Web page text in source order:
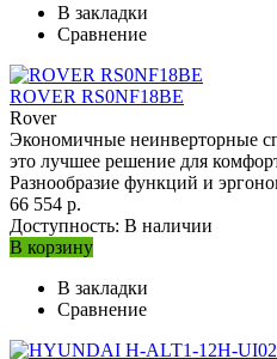
В закладки
Сравнение
ROVER RS0NF18BE
Rover
Экономичные неинверторные
это лучшее решение для
Разнообразие функций и
66 554 р.
Доступность: В наличии
В корзину
В закладки
Сравнение